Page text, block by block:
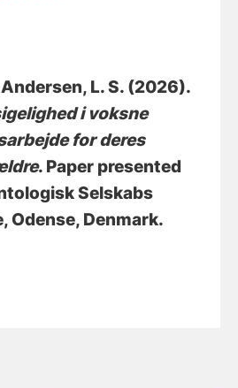
Andersen, L. S. (2026).
i voksne
for deres
. Paper presented
Selskabs
Odense, Denmark.